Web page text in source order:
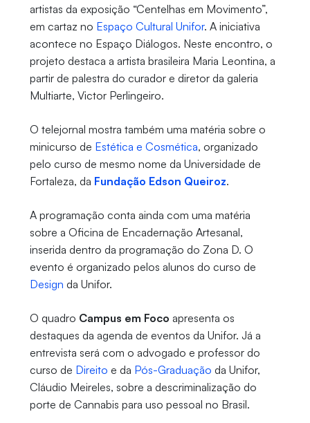
artistas da exposição “Centelhas em Movimento”,
em cartaz no Espaço Cultural Unifor. A iniciativa
acontece no Espaço Diálogos. Neste encontro, o
projeto destaca a artista brasileira Maria Leontina, a
partir de palestra do curador e diretor da galeria
Multiarte, Victor Perlingeiro.
O telejornal mostra também uma matéria sobre o
minicurso de Estética e Cosmética, organizado
pelo curso de mesmo nome da Universidade de
Fortaleza, da Fundação Edson Queiroz.
A programação conta ainda com uma matéria
sobre a Oficina de Encadernação Artesanal,
inserida dentro da programação do Zona D. O
evento é organizado pelos alunos do curso de
Design da Unifor.
O quadro Campus em Foco apresenta os
destaques da agenda de eventos da Unifor. Já a
entrevista será com o advogado e professor do
curso de Direito e da Pós-Graduação da Unifor,
Cláudio Meireles, sobre a descriminalização do
porte de Cannabis para uso pessoal no Brasil.